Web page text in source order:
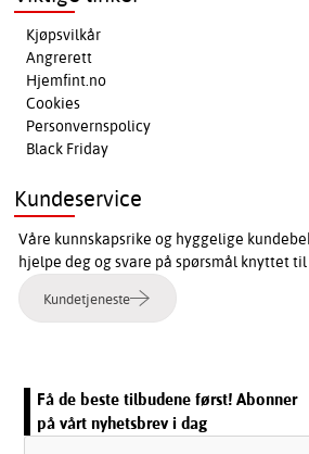
Kjøpsvilkår
Angrerett
Hjemfint.no
Cookies
Personvernspolicy
Black Friday
Kundeservice
Våre kunnskapsrike og hyggelige
hjelpe deg og svare på spørsmål knyttet
Kundetjeneste
Få de beste tilbudene først! Abonner
på vårt nyhetsbrev i dag